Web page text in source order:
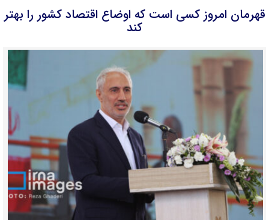
قهرمان امروز کسی است که اوضاع اقتصاد کشور را بهتر
کند